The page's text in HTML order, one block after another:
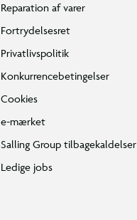
Reparation af varer
Fortrydelsesret
Privatlivspolitik
Konkurrencebetingelser
Cookies
e-mærket
Salling Group tilbagekaldelser
Ledige jobs